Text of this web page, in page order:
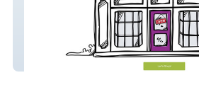
Online Store: DMT Mercantile